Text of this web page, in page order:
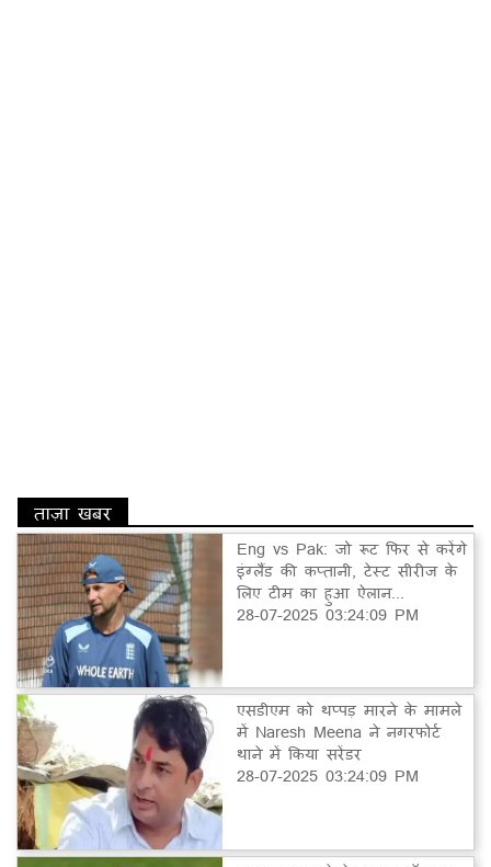
ताज़ा खबर
Eng vs Pak: जो रूट फिर से करेंगे
इंग्लैंड की कप्तानी, टेस्ट सीरीज के
लिए टीम का हुआ ऐलान...
28-07-2025 03:24:09 PM
एसडीएम को थप्पड़ मारने के मामले
में Naresh Meena ने नगरफोर्ट
थाने में किया सरेंडर
28-07-2025 03:24:09 PM